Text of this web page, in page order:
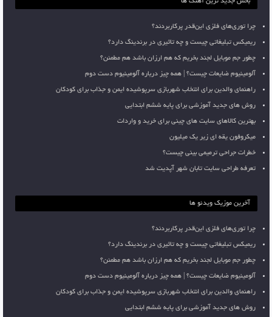
چرا توری‌های فلزی این‌قدر پرکاربردند؟
ریمیکس تبلیغاتی چیست و چه تاثیری در برندینگ دارد؟
چطور جم موبایل لجند بخریم که هم ارزان باشد هم مطمئن؟
آلومینیوم ضایعات چیست؟ | همه چیز درباره آلومینیوم دست دوم
راهنمای والدین برای انتخاب شهربازی سرپوشیده ایمن و جذاب برای کودکان
روش های جدید آموزشی برای پایه ششم ابتدایی
بهترین کالاهای سایت های چینی برای خرید و واردات
میکروفون یقه ای زیر یک میلیون
خطرات جراحی ترمیمی بینی چیست؟
تعرفه طراحی سایت تابان شهر آپدیت شد
آخرین موزیک ویدئو ها
چرا توری‌های فلزی این‌قدر پرکاربردند؟
ریمیکس تبلیغاتی چیست و چه تاثیری در برندینگ دارد؟
چطور جم موبایل لجند بخریم که هم ارزان باشد هم مطمئن؟
آلومینیوم ضایعات چیست؟ | همه چیز درباره آلومینیوم دست دوم
راهنمای والدین برای انتخاب شهربازی سرپوشیده ایمن و جذاب برای کودکان
روش های جدید آموزشی برای پایه ششم ابتدایی